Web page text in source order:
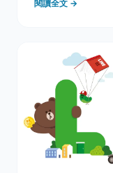
費者，願意後續
閱讀全文 →